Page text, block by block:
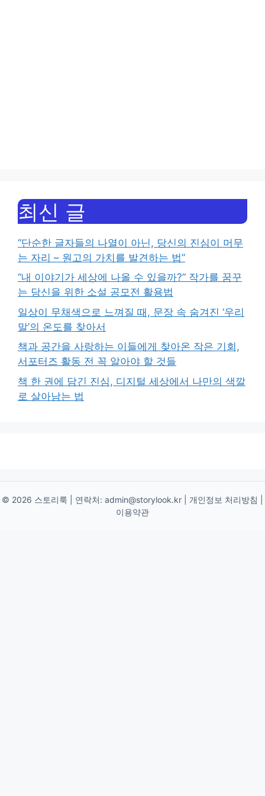
최신 글
“단순한 글자들의 나열이 아닌, 당신의 진심이 머무
는 자리 – 원고의 가치를 발견하는 법”
“내 이야기가 세상에 나올 수 있을까?” 작가를 꿈꾸
는 당신을 위한 소설 공모전 활용법
일상이 무채색으로 느껴질 때, 문장 속 숨겨진 ‘우리
말’의 온도를 찾아서
책과 공간을 사랑하는 이들에게 찾아온 작은 기회,
서포터즈 활동 전 꼭 알아야 할 것들
책 한 권에 담긴 진심, 디지털 세상에서 나만의 색깔
로 살아남는 법
© 2026 스토리룩 | 연락처: admin@storylook.kr 개인정보 처리방침
이용약관